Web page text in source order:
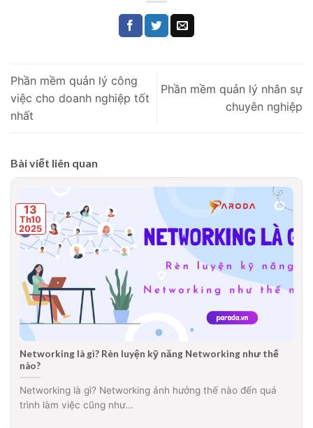
Phần mềm quản lý công
việc cho doanh nghiệp tốt
nhất
Phần mềm quản lý nhân sự
chuyên nghiệp
Bài viết liên quan
Networking là gì? Rèn luyện kỹ năng Networking như thế
nào?
Networking là gì? Networking ảnh hưởng thế nào đến quá
trình làm việc cũng như...
13
Th10
2025